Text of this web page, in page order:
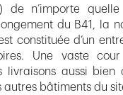
de n’importe
du B41, la
constituée d’un
Une vaste
livraisons aussi bien
autres bâtiments du